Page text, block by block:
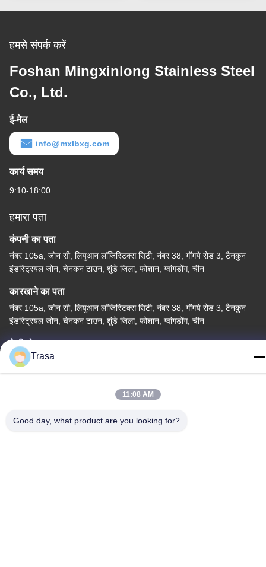
हमसे संपर्क करें
Foshan Mingxinlong Stainless Steel
Co., Ltd.
ई-मेल
info@mxlbxg.com
कार्य समय
9:10-18:00
हमारा पता
कंपनी का पता
नंबर 105a, जोन सी, लियुआन लॉजिस्टिक्स सिटी, नंबर 38, गोंगये रोड 3, टैनकुन
इंडस्ट्रियल जोन, चेनकन टाउन, शुंडे जिला, फोशान, ग्वांगडोंग, चीन
कारखाने का पता
नंबर 105a, जोन सी, लियुआन लॉजिस्टिक्स सिटी, नंबर 38, गोंगये रोड 3, टैनकुन
इंडस्ट्रियल जोन, चेनकन टाउन, शुंडे जिला, फोशान, ग्वांगडोंग, चीन
टेलीफोन
86-757-29395138
Trasa
11:08 AM
Good day, what product are you looking for?